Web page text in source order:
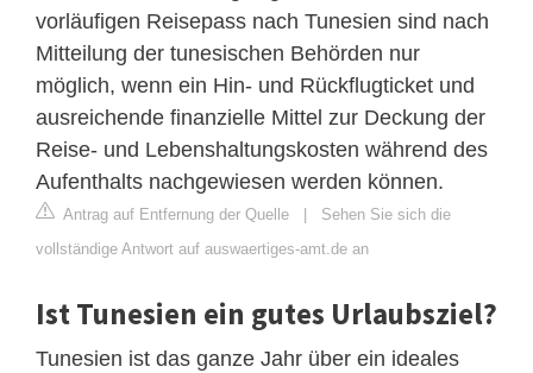
vorläufigen Reisepass nach Tunesien sind nach
Mitteilung der tunesischen Behörden nur
möglich, wenn ein Hin- und Rückflugticket und
ausreichende finanzielle Mittel zur Deckung der
Reise- und Lebenshaltungskosten während des
Aufenthalts nachgewiesen werden können.
Antrag auf Entfernung der Quelle
Sehen Sie sich die
vollständige Antwort auf auswaertiges-amt.de an
Ist Tunesien ein gutes Urlaubsziel?
Tunesien ist das ganze Jahr über ein ideales